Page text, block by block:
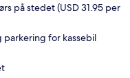
på stedet (USD 31.95 per
parkering for kassebil